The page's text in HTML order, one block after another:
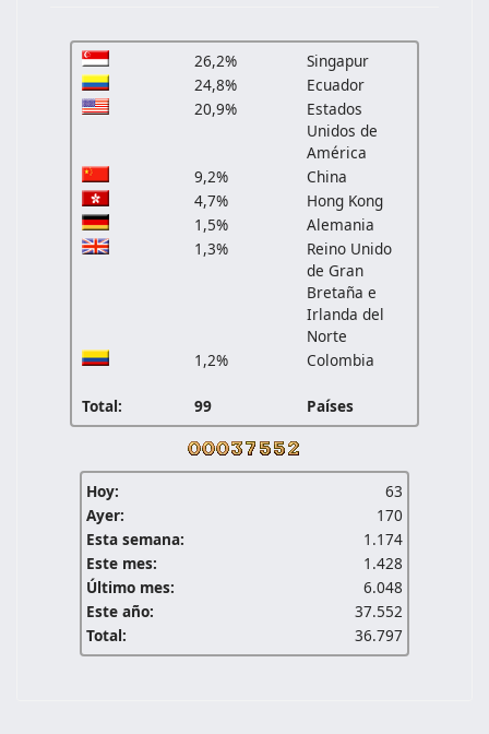
26,2%
Singapur
24,8%
Ecuador
20,9%
Estados
Unidos de
América
9,2%
China
4,7%
Hong Kong
1,5%
Alemania
1,3%
Reino Unido
de Gran
Bretaña e
Irlanda del
Norte
1,2%
Colombia
Total: 99 Países
Hoy:
63
Ayer:
170
Esta semana:
1.174
Este mes:
1.428
Último mes:
6.048
Este año:
37.552
Total:
36.797